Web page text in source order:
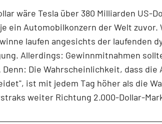
wäre Tesla über 380 Milliarden US-
ein Automobilkonzern der Welt
laufen angesichts der laufenden
Allerdings: Gewinnmitnahmen
Die Wahrscheinlichkeit, dass die
ist mit jedem Tag höher als die
weiter Richtung 2.000-Dollar-